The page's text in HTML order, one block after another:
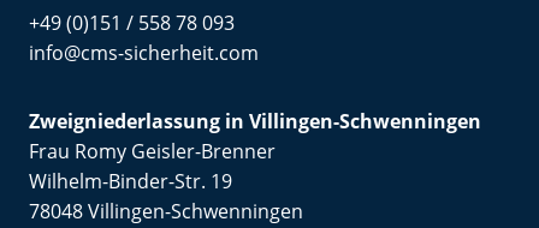
+49 (0)151 / 558 78 093
info@cms-sicherheit.com
Zweigniederlassung in Villingen-Schwenningen
Frau Romy Geisler-Brenner
Wilhelm-Binder-Str. 19
78048 Villingen-Schwenningen